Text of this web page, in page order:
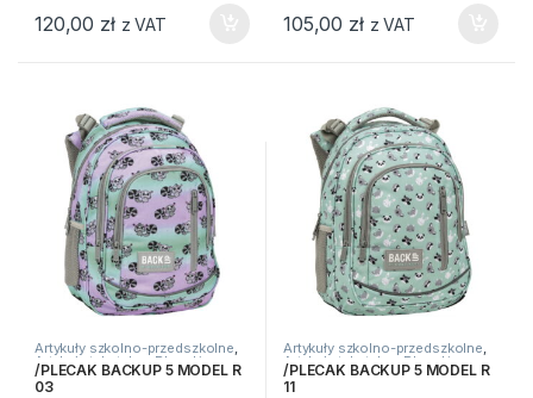
120,00 zł z VAT 105,00 zł z VAT
Artykuły szkolno-przedszkolne,
Artykuły tekstylne ,Plecaki
/PLECAK BACKUP 5 MODEL R
03
Artykuły szkolno-przedszkolne,
Artykuły tekstylne ,Plecaki
/PLECAK BACKUP 5 MODEL R
11